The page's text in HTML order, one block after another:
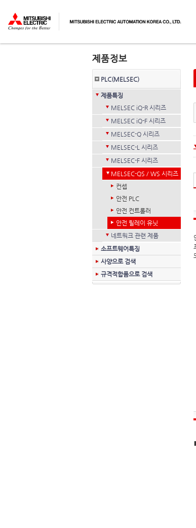
PLC(MELSEC)
제품특징
MELSEC iQ-R 시리즈
MELSEC iQ-F 시리즈
MELSEC-Q 시리즈
MELSEC-L 시리즈
MELSEC-F 시리즈
MELSEC-QS / WS 시리즈
컨셉
안전 PLC
안전 컨트롤러
안전 릴레이 유닛
네트워크 관련 제품
소프트웨어특징
사양으로 검색
규격적합품으로 검색